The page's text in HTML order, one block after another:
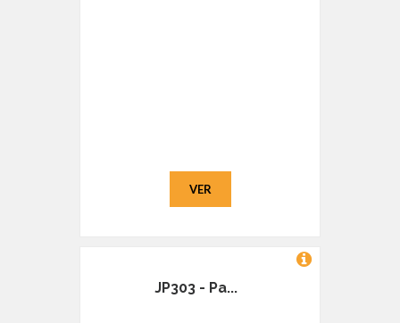
VER
JP303 - Pa...